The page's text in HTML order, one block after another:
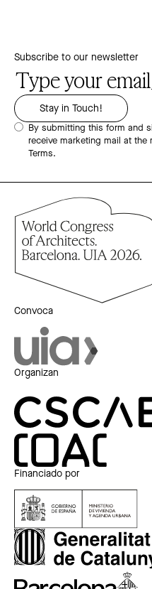
Subscribe to our newsletter
By submitting this form and
receive marketing mail at the
Terms.
Convoca
Organizan
Financiado por